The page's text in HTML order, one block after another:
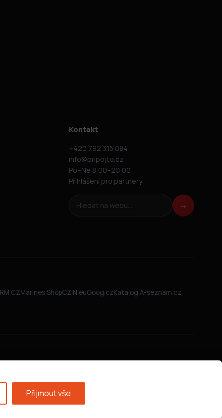
Kontakt
+420 792 315 084
info@pripojto.cz
Po–Ne 8:00–20:00
Přihlášení pro partnery
Hledat na webu →
Marines ShopCZIN.euGoog.czKatalog A-seznam.cz
Všeobecné obchodní podmínky
Přijmout vše